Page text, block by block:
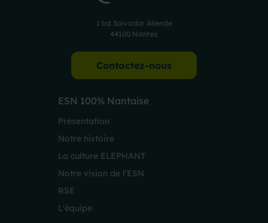
1 bd Salvador Allende
44100 Nantes
Contactez-nous
ESN 100% Nantaise
Présentation
Notre histoire
La culture ELEPHANT
Notre vision de l'ESN
RSE
L'équipe